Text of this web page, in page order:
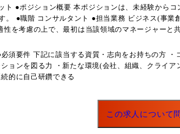
トの中核
ェクトマ
を考慮の上で、最初は当該領域のマネージャー
実証支援 ・【ヘルスケア】ヘルスケア領域におけ
立ち上げ・拡大支援 [IT] ●ITグランドデザイン(企画・構想) ・【金融】新規デジタル
基幹システム統合の企画・構想支援 ・【金融】基
略立案にミッションの比重が移ってきます。
須要件 下記に該当する資質・志向をお持ちの方
ョンを図る力 ・新たな環境(会社、組織、クライ
的に自己研鑽できる
この求人について